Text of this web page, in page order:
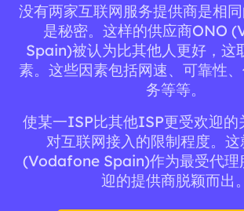
没有两家互联网服务提供商是相
是秘密。这样的供应商ONO
Spain)被认为比其他人更好，这
素。这些因素包括网速、可靠性
务等等。
使某一ISP比其他ISP更受欢迎的
对互联网接入的限制程度。
(Vodafone Spain)作为最受代理
迎的提供商脱颖而出。